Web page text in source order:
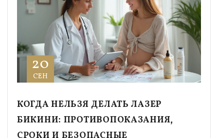
20
СЕН
КОГДА НЕЛЬЗЯ ДЕЛАТЬ ЛАЗЕР
БИКИНИ: ПРОТИВОПОКАЗАНИЯ,